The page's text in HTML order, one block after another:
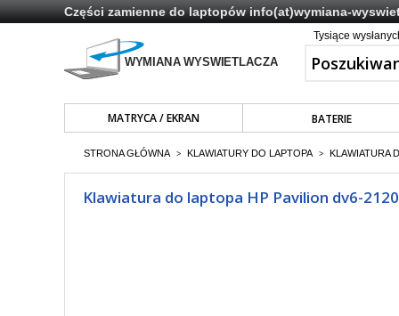
Części zamienne do laptopówinfo(at)wymiana-
Tysiące
MATRYCA / EKRAN BATERIE
STRONA GŁÓWNA > KLAWIATURY DO LAPTOPA > KLAWIATURA
Klawiatura do laptopa HP Pavilion dv6-